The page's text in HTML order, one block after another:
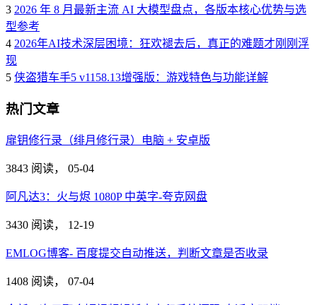
3 2026 年 8 月最新主流 AI 大模型盘点，各版本核心优势与选
型参考
4 2026年AI技术深层困境：狂欢褪去后，真正的难题才刚刚浮
现
5 侠盗猎车手5 v1158.13增强版：游戏特色与功能详解
热门文章
扉钥修行录（绯月修行录）电脑 + 安卓版
3843 阅读， 05-04
阿凡达3：火与烬 1080P 中英字-夸克网盘
3430 阅读， 12-19
EMLOG博客- 百度提交自动推送，判断文章是否收录
1408 阅读， 07-04